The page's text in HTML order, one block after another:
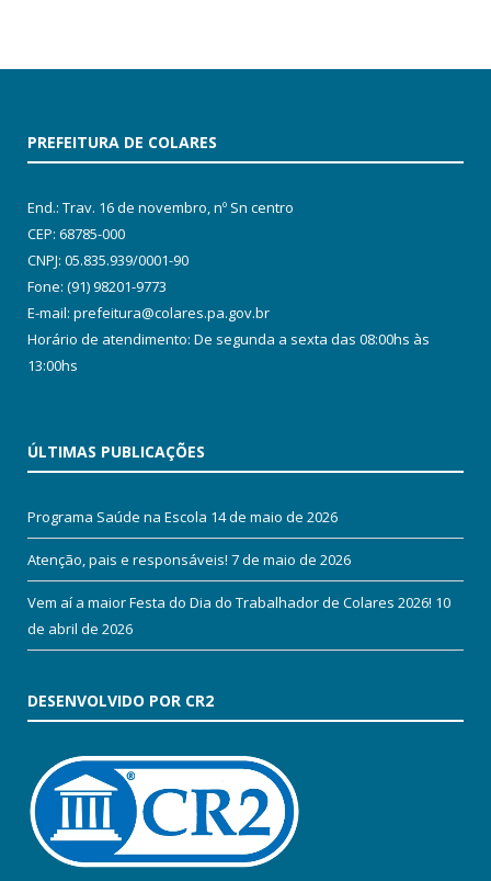
PREFEITURA DE COLARES
End.: Trav. 16 de novembro, nº Sn centro
CEP: 68785-000
CNPJ: 05.835.939/0001-90
Fone: (91) 98201-9773
E-mail: prefeitura@colares.pa.gov.br
Horário de atendimento: De segunda a sexta das 08:00hs às
13:00hs
ÚLTIMAS PUBLICAÇÕES
Programa Saúde na Escola 14 de maio de 2026
Atenção, pais e responsáveis! 7 de maio de 2026
Vem aí a maior Festa do Dia do Trabalhador de Colares 2026! 10
de abril de 2026
DESENVOLVIDO POR CR2